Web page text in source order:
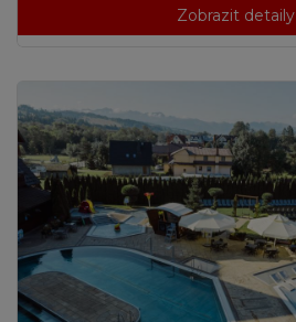
Zobrazit detaily